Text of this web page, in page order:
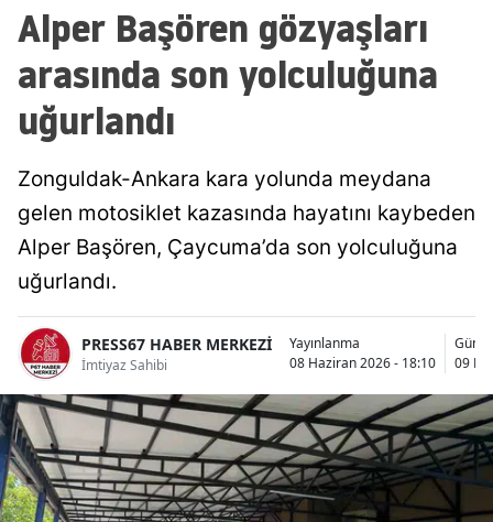
Alper Başören gözyaşları
arasında son yolculuğuna
uğurlandı
Zonguldak-Ankara kara yolunda meydana
gelen motosiklet kazasında hayatını kaybeden
Alper Başören, Çaycuma’da son yolculuğuna
uğurlandı.
PRESS67 HABER MERKEZİ
İmtiyaz Sahibi
Yayınlanma
08 Haziran 2026 - 18:10
09